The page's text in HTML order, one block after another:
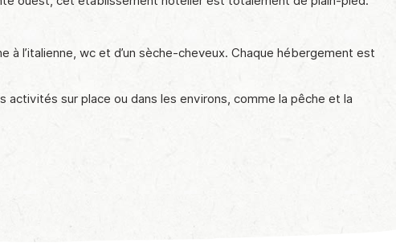
à l’italienne, wc et d’un sèche-cheveux. Chaque hébergement est
activités sur place ou dans les environs, comme la pêche et la